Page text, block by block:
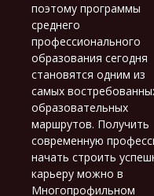
поэтому программы
среднего
профессионального
образования сегодня
становятся одним из
самых
образовательных
маршрутов. Получить
современную
начать строить
карьеру можно в
Многопрофильном